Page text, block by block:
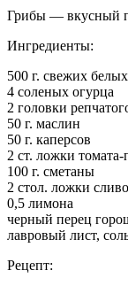
Грибы — вкусный
Ингредиенты:
500 г. свежих
4 соленых огурца
2 головки
50 г. маслин
50 г. каперсов
2 ст. ложки
100 г. сметаны
2 стол. ложки
0,5 лимона
черный перец
лавровый лист,
Рецепт: